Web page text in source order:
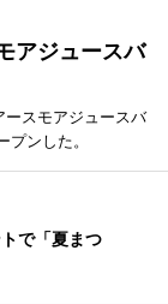
アジュースバ
ースモアジュースバ
ンした。
で「夏まつ